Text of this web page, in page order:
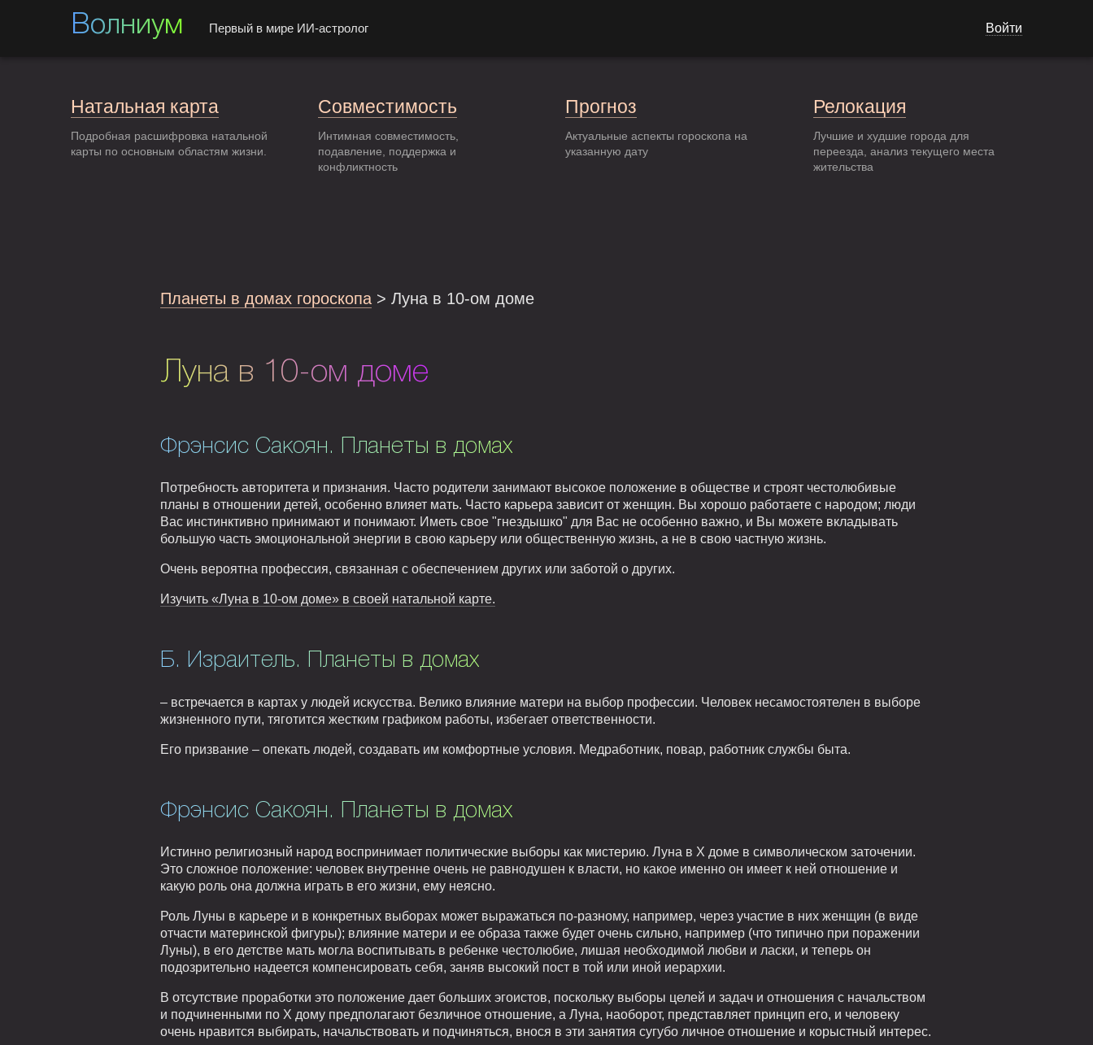
Волниум Первый в мире ИИ-астролог Войти
Натальная карта
Подробная расшифровка натальной
карты по основным областям жизни.
Совместимость
Интимная совместимость,
подавление, поддержка и
конфликтность
Прогноз
Актуальные аспекты гороскопа на
указанную дату
Релокация
Лучшие и худшие города для
переезда, анализ текущего места
жительства
Планеты в домах гороскопа > Луна в 10-ом доме
Луна в 10-ом доме
Фрэнсис Сакоян. Планеты в домах
Потребность авторитета и признания. Часто родители занимают высокое положение в обществе и строят честолюбивые
планы в отношении детей, особенно влияет мать. Часто карьера зависит от женщин. Вы хорошо работаете с народом; люди
Вас инстинктивно принимают и понимают. Иметь свое "гнездышко" для Вас не особенно важно, и Вы можете вкладывать
большую часть эмоциональной энергии в свою карьеру или общественную жизнь, а не в свою частную жизнь.
Очень вероятна профессия, связанная с обеспечением других или заботой о других.
Изучить «Луна в 10-ом доме» в своей натальной карте.
Б. Израитель. Планеты в домах
– встречается в картах у людей искусства. Велико влияние матери на выбор профессии. Человек несамостоятелен в выборе
жизненного пути, тяготится жестким графиком работы, избегает ответственности.
Его призвание – опекать людей, создавать им комфортные условия. Медработник, повар, работник службы быта.
Фрэнсис Сакоян. Планеты в домах
Истинно религиозный народ воспринимает политические выборы как мистерию. Луна в X доме в символическом заточении.
Это сложное положение: человек внутренне очень не равнодушен к власти, но какое именно он имеет к ней отношение и
какую роль она должна играть в его жизни, ему неясно.
Роль Луны в карьере и в конкретных выборах может выражаться по-разному, например, через участие в них женщин (в виде
отчасти материнской фигуры); влияние матери и ее образа также будет очень сильно, например (что типично при поражении
Луны), в его детстве мать могла воспитывать в ребенке честолюбие, лишая необходимой любви и ласки, и теперь он
подозрительно надеется компенсировать себя, заняв высокий пост в той или иной иерархии.
В отсутствие проработки это положение дает больших эгоистов, поскольку выборы целей и задач и отношения с начальством
и подчиненными по X дому предполагают безличное отношение, а Луна, наоборот, представляет принцип его, и человеку
очень нравится выбирать, начальствовать и подчиняться, внося в эти занятия сугубо личное отношение и корыстный интерес.